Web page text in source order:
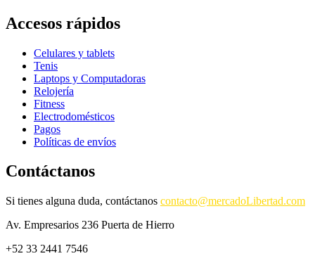
Accesos rápidos
Celulares y tablets
Tenis
Laptops y Computadoras
Relojería
Fitness
Electrodomésticos
Pagos
Políticas de envíos
Contáctanos
Si tienes alguna duda, contáctanos contacto@mercadoLibertad.com
Av. Empresarios 236 Puerta de Hierro
+52 33 2441 7546